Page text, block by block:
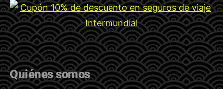
Quiénes somos